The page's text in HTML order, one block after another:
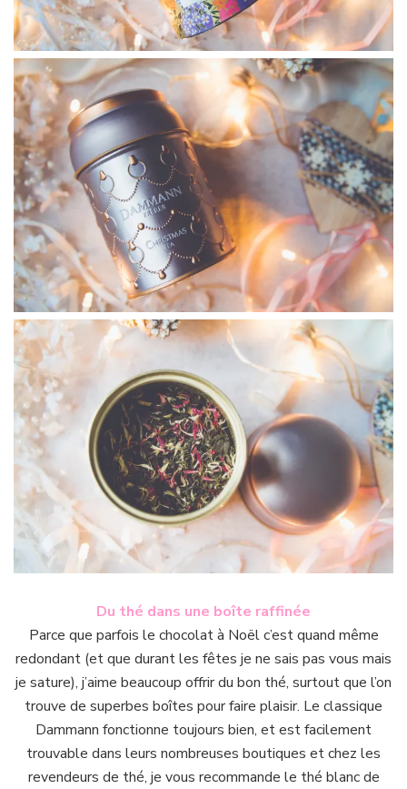
Du thé dans une boîte raffinée
Parce que parfois le chocolat à Noël c’est quand même
redondant (et que durant les fêtes je ne sais pas vous mais
je sature), j’aime beaucoup offrir du bon thé, surtout que l’on
trouve de superbes boîtes pour faire plaisir. Le classique
Dammann fonctionne toujours bien, et est facilement
trouvable dans leurs nombreuses boutiques et chez les
revendeurs de thé, je vous recommande le thé blanc de